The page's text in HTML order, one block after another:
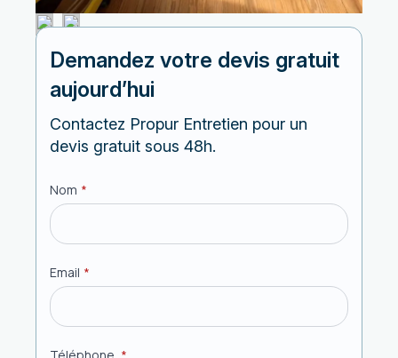
Demandez votre devis gratuit
aujourd’hui
Contactez Propur Entretien pour un
devis gratuit sous 48h.
Nom *
Email *